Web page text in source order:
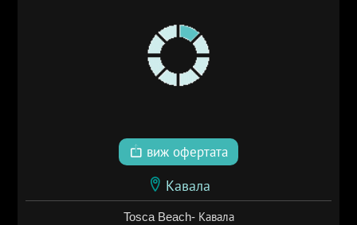
виж офертата
Кавала
Tosca Beach- Кавала